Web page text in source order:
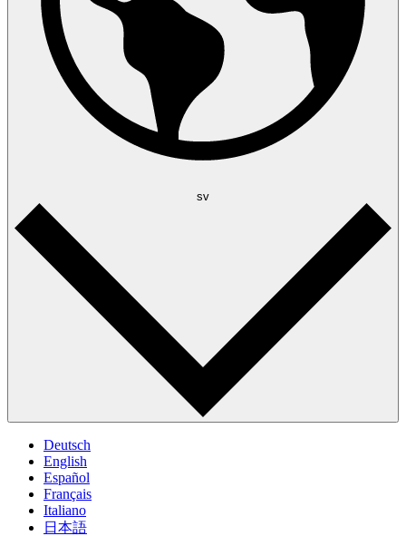
sv
Deutsch
English
Español
Français
Italiano
日本語